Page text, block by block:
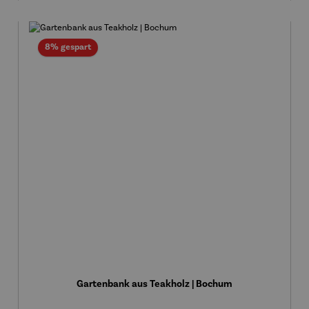
8% gespartRabatt
Gartenbank aus Teakholz | Bochum